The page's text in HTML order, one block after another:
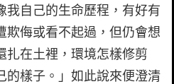
我自己的生命歷程，有好有
欺侮或看不起過，但仍會想
扎在土裡，環境怎樣修剪
的樣子。」如此說來便澄清